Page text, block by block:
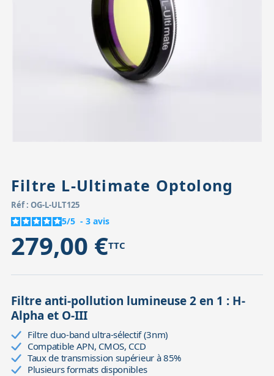
Accessoires pour montures
Pièces détachées
Filtre L-Ultimate Optolong
Réf : OG-L-ULT125
5/5 - 3 avis
279,00 €TTC
Filtre anti-pollution lumineuse 2 en 1 : H-
Alpha et O-III
Filtre duo-band ultra-sélectif (3nm)
Compatible APN, CMOS, CCD
Taux de transmission supérieur à 85%
Plusieurs formats disponibles